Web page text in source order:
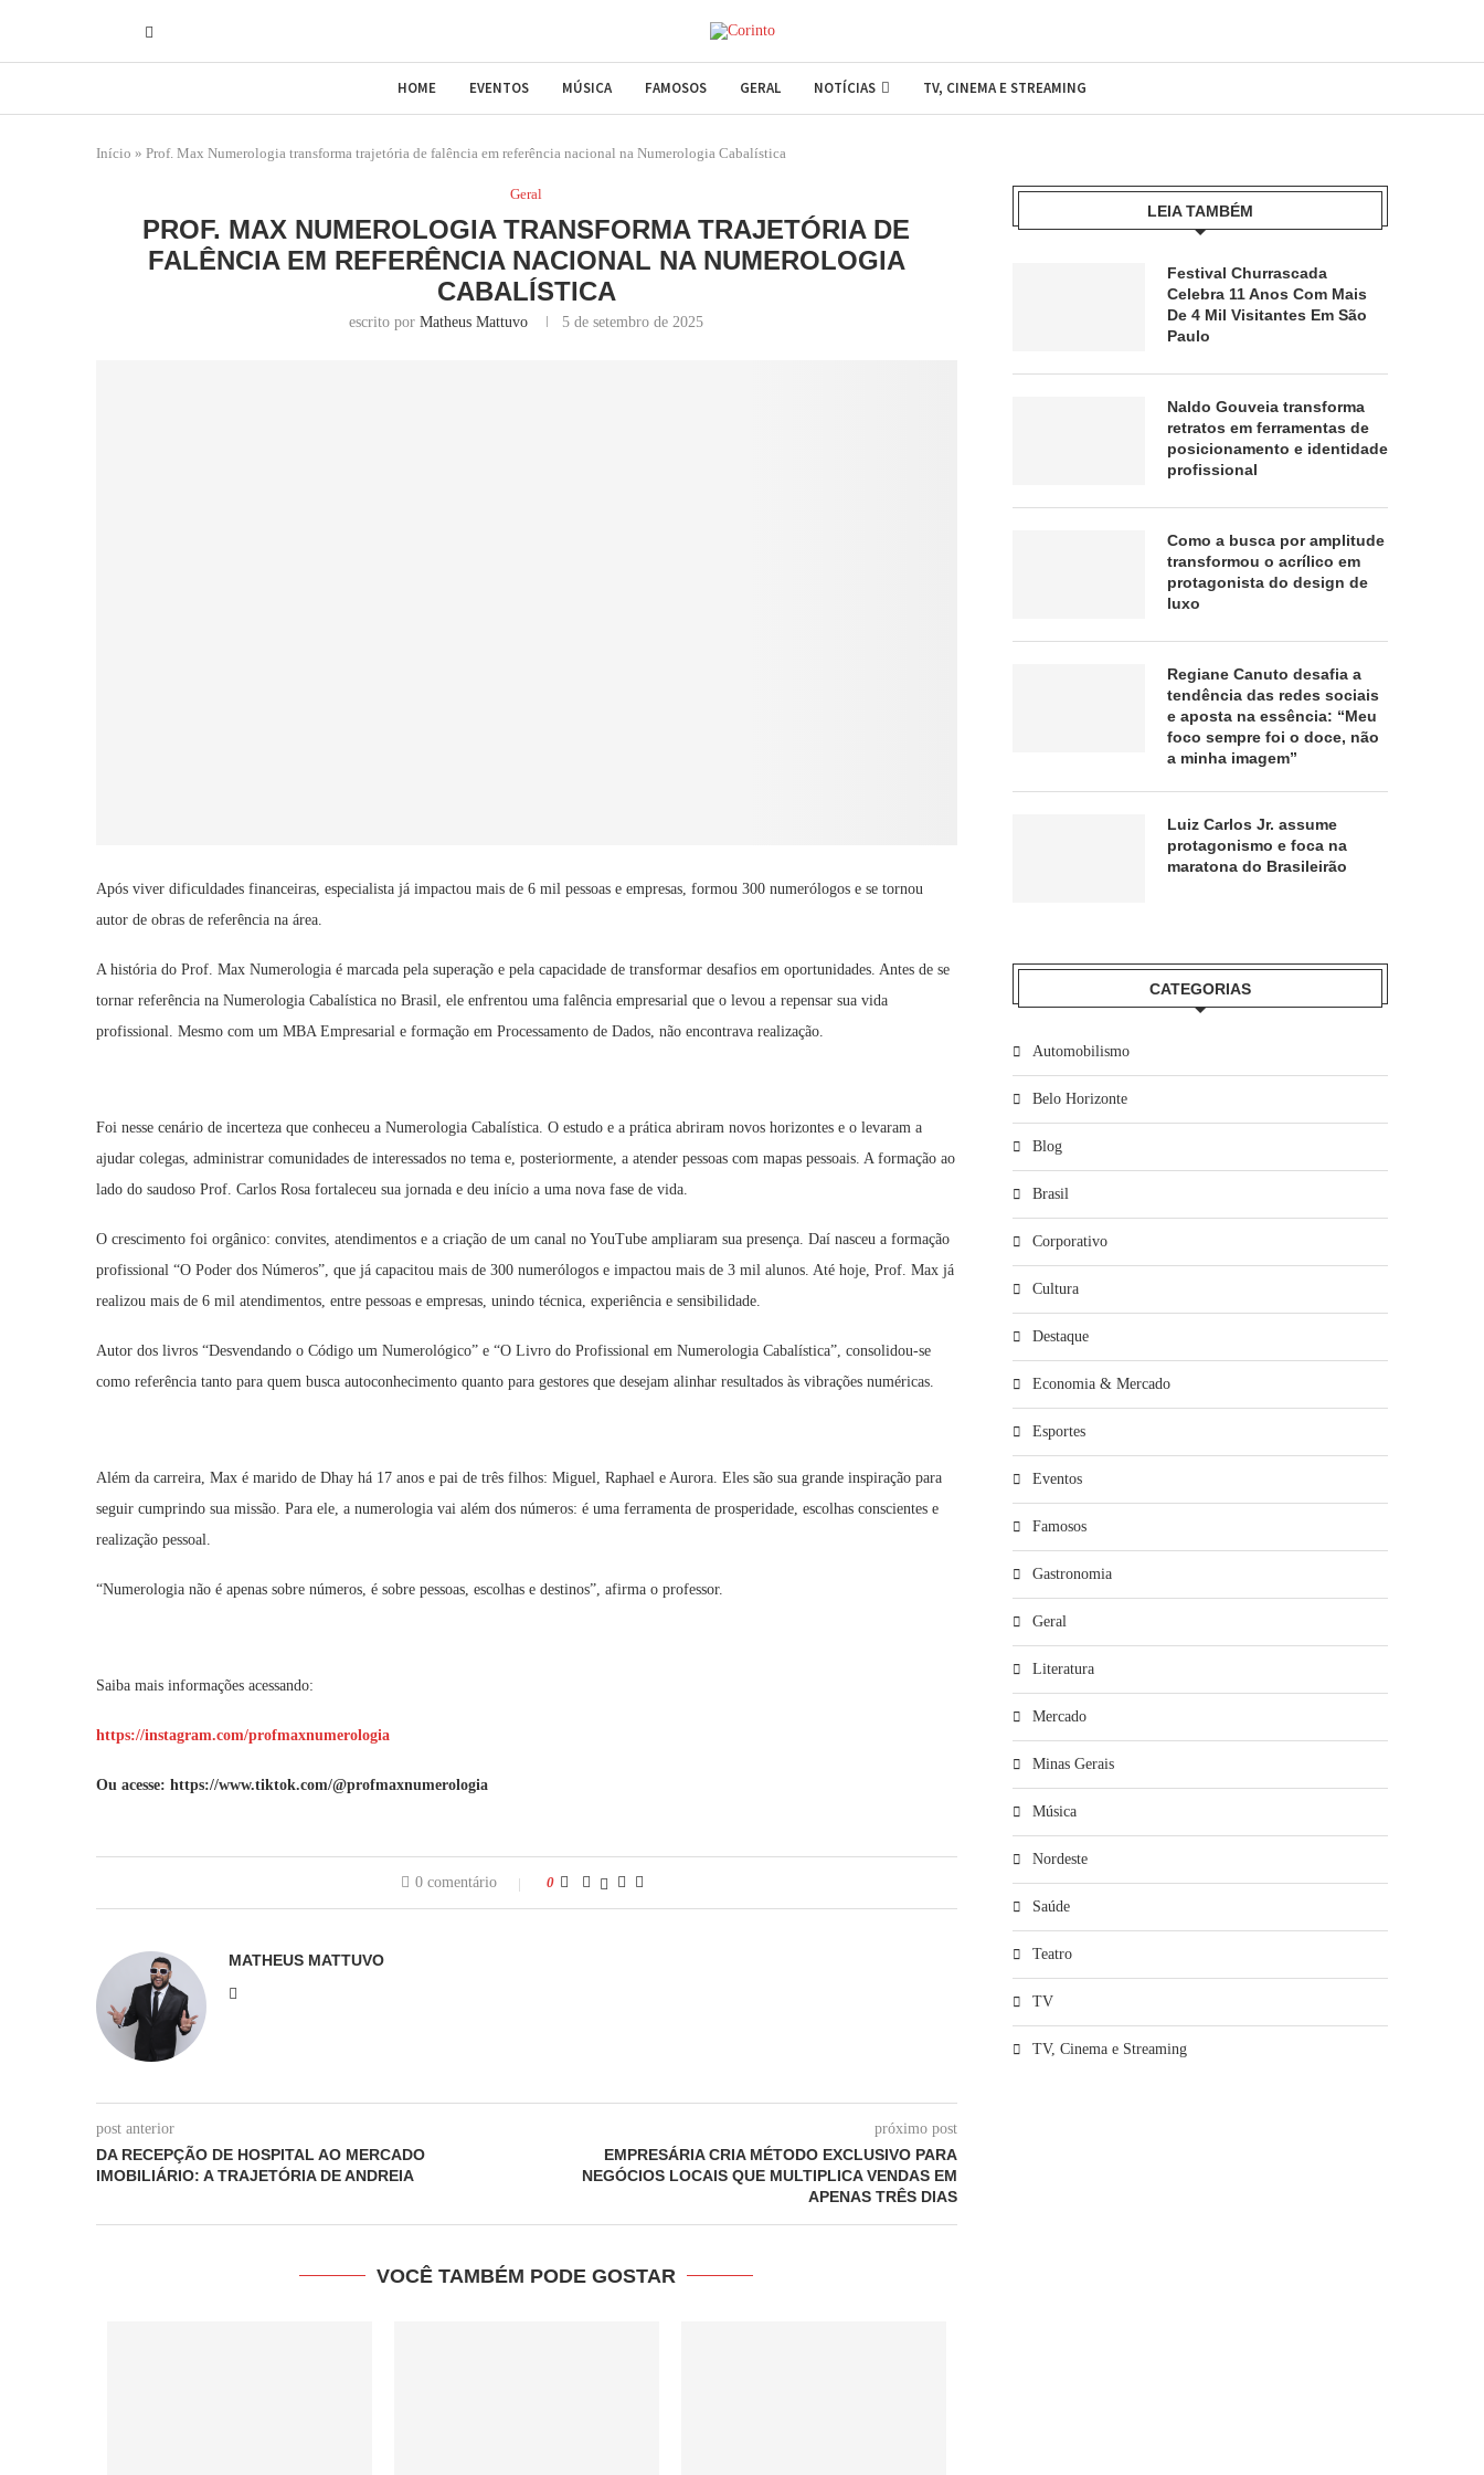
HOME EVENTOS MÚSICA FAMOSOS GERAL NOTÍCIAS TV, CINEMA E STREAMING
Início » Prof. Max Numerologia transforma trajetória de falência em referência nacional na Numerologia Cabalística
Geral
PROF. MAX NUMEROLOGIA TRANSFORMA TRAJETÓRIA DE
FALÊNCIA EM REFERÊNCIA NACIONAL NA NUMEROLOGIA
CABALÍSTICA
escrito porMatheus Mattuvo 5 de setembro de 2025
Após viver dificuldades financeiras, especialista já impactou mais de 6 mil pessoas e empresas, formou 300 numerólogos e se tornou
autor de obras de referência na área.
A história do Prof. Max Numerologia é marcada pela superação e pela capacidade de transformar desafios em oportunidades. Antes de se
tornar referência na Numerologia Cabalística no Brasil, ele enfrentou uma falência empresarial que o levou a repensar sua vida
profissional. Mesmo com um MBA Empresarial e formação em Processamento de Dados, não encontrava realização.
Foi nesse cenário de incerteza que conheceu a Numerologia Cabalística. O estudo e a prática abriram novos horizontes e o levaram a
ajudar colegas, administrar comunidades de interessados no tema e, posteriormente, a atender pessoas com mapas pessoais. A formação ao
lado do saudoso Prof. Carlos Rosa fortaleceu sua jornada e deu início a uma nova fase de vida.
O crescimento foi orgânico: convites, atendimentos e a criação de um canal no YouTube ampliaram sua presença. Daí nasceu a formação
profissional “O Poder dos Números”, que já capacitou mais de 300 numerólogos e impactou mais de 3 mil alunos. Até hoje, Prof. Max já
realizou mais de 6 mil atendimentos, entre pessoas e empresas, unindo técnica, experiência e sensibilidade.
Autor dos livros “Desvendando o Código um Numerológico” e “O Livro do Profissional em Numerologia Cabalística”, consolidou-se
como referência tanto para quem busca autoconhecimento quanto para gestores que desejam alinhar resultados às vibrações numéricas.
Além da carreira, Max é marido de Dhay há 17 anos e pai de três filhos: Miguel, Raphael e Aurora. Eles são sua grande inspiração para
seguir cumprindo sua missão. Para ele, a numerologia vai além dos números: é uma ferramenta de prosperidade, escolhas conscientes e
realização pessoal.
“Numerologia não é apenas sobre números, é sobre pessoas, escolhas e destinos”, afirma o professor.
Saiba mais informações acessando:
https://instagram.com/profmaxnumerologia
Ou acesse: https://www.tiktok.com/@profmaxnumerologia
0 comentário 0
MATHEUS MATTUVO
post anterior
DA RECEPÇÃO DE HOSPITAL AO MERCADO
IMOBILIÁRIO: A TRAJETÓRIA DE ANDREIA
próximo post
EMPRESÁRIA CRIA MÉTODO EXCLUSIVO PARA
NEGÓCIOS LOCAIS QUE MULTIPLICA VENDAS EM
APENAS TRÊS DIAS
VOCÊ TAMBÉM PODE GOSTAR
LEIA TAMBÉM
Festival Churrascada
Celebra 11 Anos Com Mais
De 4 Mil Visitantes Em São
Paulo
Naldo Gouveia transforma
retratos em ferramentas de
posicionamento e identidade
profissional
Como a busca por amplitude
transformou o acrílico em
protagonista do design de
luxo
Regiane Canuto desafia a
tendência das redes sociais
e aposta na essência: “Meu
foco sempre foi o doce, não
a minha imagem”
Luiz Carlos Jr. assume
protagonismo e foca na
maratona do Brasileirão
CATEGORIAS
Automobilismo
Belo Horizonte
Blog
Brasil
Corporativo
Cultura
Destaque
Economia & Mercado
Esportes
Eventos
Famosos
Gastronomia
Geral
Literatura
Mercado
Minas Gerais
Música
Nordeste
Saúde
Teatro
TV
TV, Cinema e Streaming